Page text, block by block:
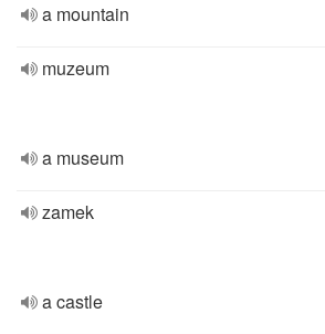
a mountain
muzeum
a museum
zamek
a castle